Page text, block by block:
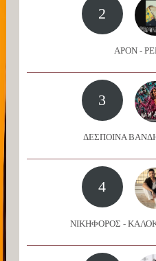
2
APON -
3
ΔΕΣΠΟΙΝΑ
4
ΝΙΚΗΦΟΡΟΣ -